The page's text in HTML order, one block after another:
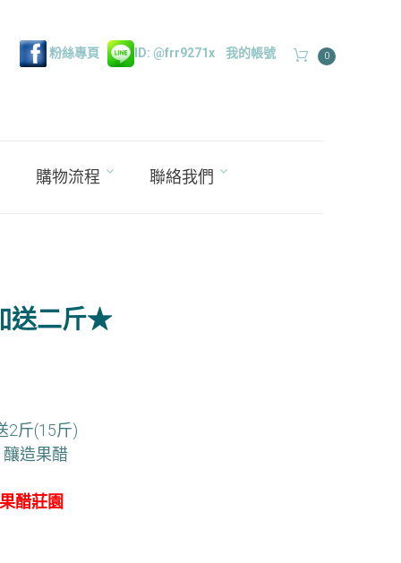
粉絲專頁 ID: @frr9271x 我的帳號 0
購物流程 聯絡我們
送二斤★
2斤(15斤)
釀造果醋
醋莊園